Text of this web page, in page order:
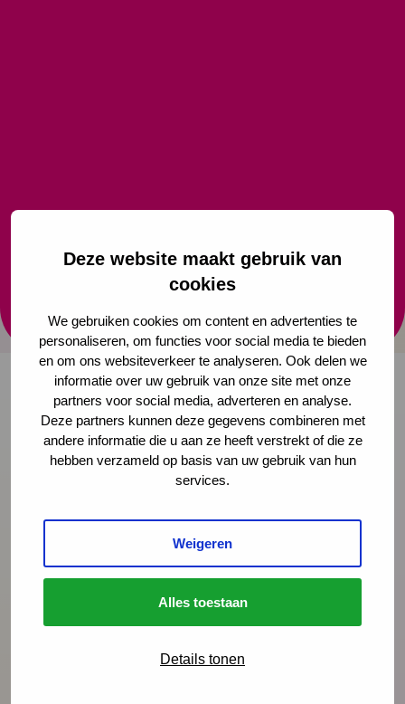
Deze website maakt gebruik van
cookies
We gebruiken cookies om content en advertenties te
personaliseren, om functies voor social media te bieden
en om ons websiteverkeer te analyseren. Ook delen we
informatie over uw gebruik van onze site met onze
partners voor social media, adverteren en analyse.
Deze partners kunnen deze gegevens combineren met
andere informatie die u aan ze heeft verstrekt of die ze
hebben verzameld op basis van uw gebruik van hun
services.
Weigeren
Alles toestaan
Details tonen
wetenschappelijke evidentie en consensus, waar
kunnen.
Onze nieuwsbrief ontvangen?
Preventie
Interventies